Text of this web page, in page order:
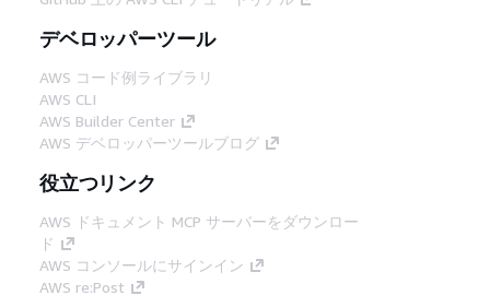
デベロッパーツール
AWS コード例ライブラリ
AWS CLI
AWS Builder Center
AWS デベロッパーツールブログ
役立つリンク
AWS ドキュメント MCP サーバーをダウンロー
ド
AWS コンソールにサインイン
AWS re:Post